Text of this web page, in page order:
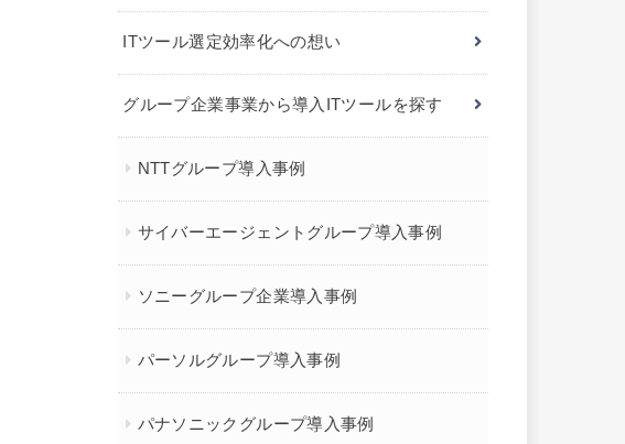
ITツール選定効率化への想い
グループ企業事業から導入ITツールを探す
NTTグループ導入事例
サイバーエージェントグループ導入事例
ソニーグループ企業導入事例
パーソルグループ導入事例
パナソニックグループ導入事例